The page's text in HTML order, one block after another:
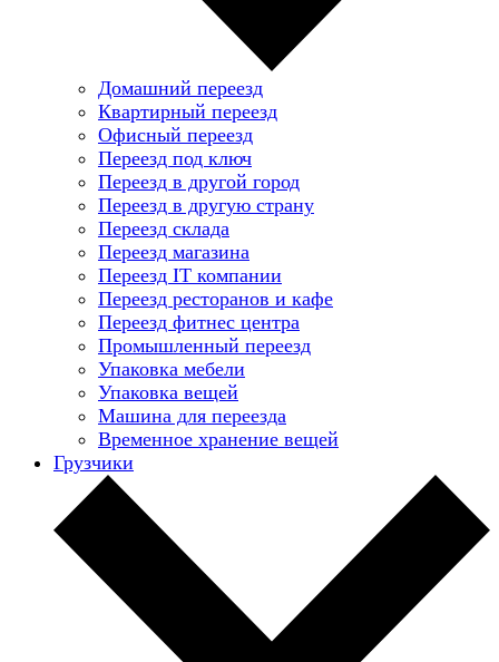
Домашний переезд
Квартирный переезд
Офисный переезд
Переезд под ключ
Переезд в другой город
Переезд в другую страну
Переезд склада
Переезд магазина
Переезд IT компании
Переезд ресторанов и кафе
Переезд фитнес центра
Промышленный переезд
Упаковка мебели
Упаковка вещей
Машина для переезда
Временное хранение вещей
Грузчики